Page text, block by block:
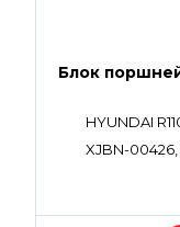
Блок
HYUNDAI
XJBN-00426,